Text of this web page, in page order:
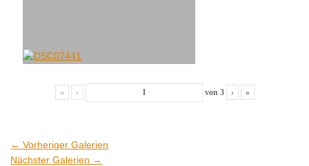
« ‹ von 3 › »
← Vorheriger Galerien
Nächster Galerien →